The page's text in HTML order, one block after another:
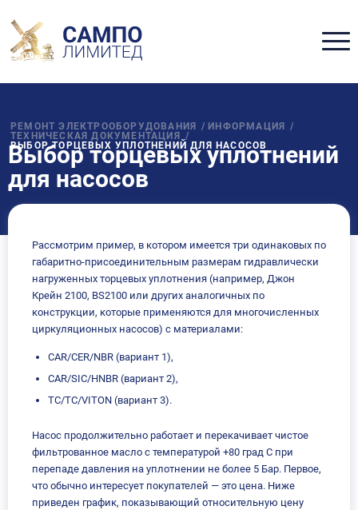
Выбор торцевых уплотнений
для насосов
РЕМОНТ ЭЛЕКТРООБОРУДОВАНИЯ / ИНФОРМАЦИЯ
/
ТЕХНИЧЕСКАЯ ДОКУМЕНТАЦИЯ
/
ВЫБОР ТОРЦЕВЫХ УПЛОТНЕНИЙ ДЛЯ НАСОСОВ
Рассмотрим пример, в котором имеется три одинаковых по
габаритно-присоединительным размерам гидравлически
нагруженных торцевых уплотнения (например, Джон
Крейн 2100, BS2100 или других аналогичных по
конструкции, которые применяются для многочисленных
циркуляционных насосов) с материалами:
CAR/CER/NBR (вариант 1),
CAR/SIC/HNBR (вариант 2),
TC/TC/VITON (вариант 3).
Насос продолжительно работает и перекачивает чистое
фильтрованное масло с температурой +80 град С при
перепаде давления на уплотнении не более 5 Бар. Первое,
что обычно интересует покупателей — это цена. Ниже
приведен график, показывающий относительную цену